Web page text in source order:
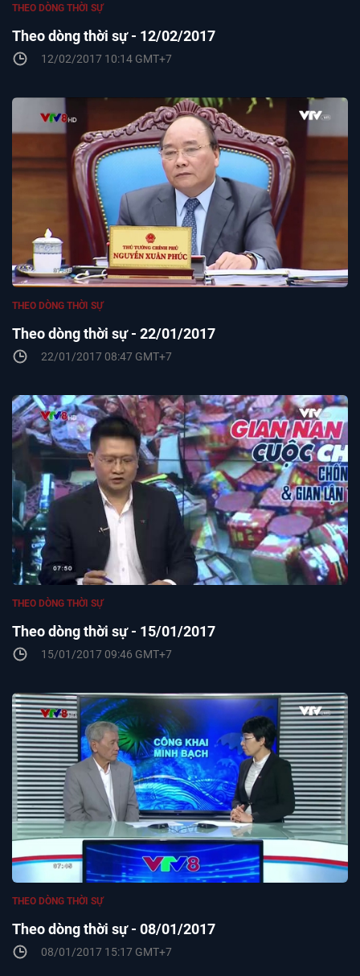
Theo dòng thời sự - 12/02/2017
THEO DÒNG THỜI SỰ
12/02/2017 10:14 GMT+7
Theo dòng thời sự - 22/01/2017
THEO DÒNG THỜI SỰ
22/01/2017 08:47 GMT+7
Theo dòng thời sự - 15/01/2017
THEO DÒNG THỜI SỰ
15/01/2017 09:46 GMT+7
Theo dòng thời sự - 08/01/2017
THEO DÒNG THỜI SỰ
08/01/2017 15:17 GMT+7